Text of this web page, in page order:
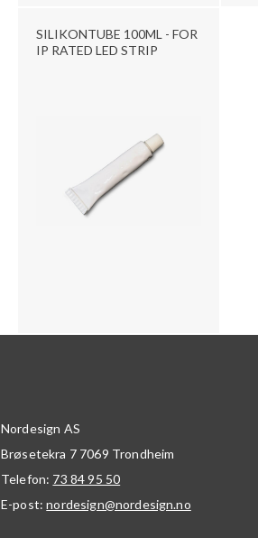
SILIKONTUBE 100ML - FOR
IP RATED LED STRIP
Nordesign AS
Brøsetekra 7 7069 Trondheim
Telefon: 73 84 95 50
E-post:nordesign@nordesign.no